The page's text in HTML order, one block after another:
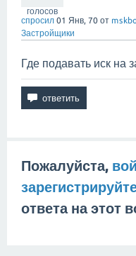
голосов
спросил 01 Янв, 70 от
Застройщики
Где подавать иск на
Пожалуйста,
ответа на этот